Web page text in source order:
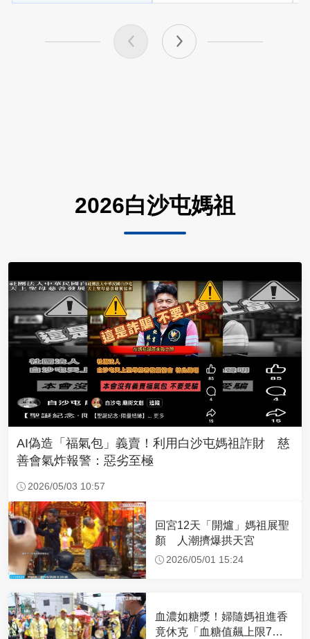
2026白沙屯媽祖
AI偽造「福氣包」義賣！利用白沙屯媽祖詐財 慈
善會氣炸報警：惡劣至極
2026/05/03 10:57
回宮12天「開爐」媽祖展聖
顏 人潮擠爆拱天宮
2026/05/01 15:24
血濃如糖漿！婦隨媽祖進香
竟休克「血糖值飆上限7